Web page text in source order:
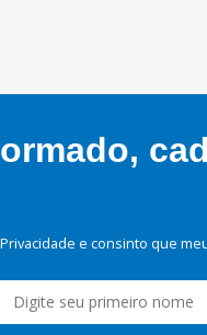
e consinto que